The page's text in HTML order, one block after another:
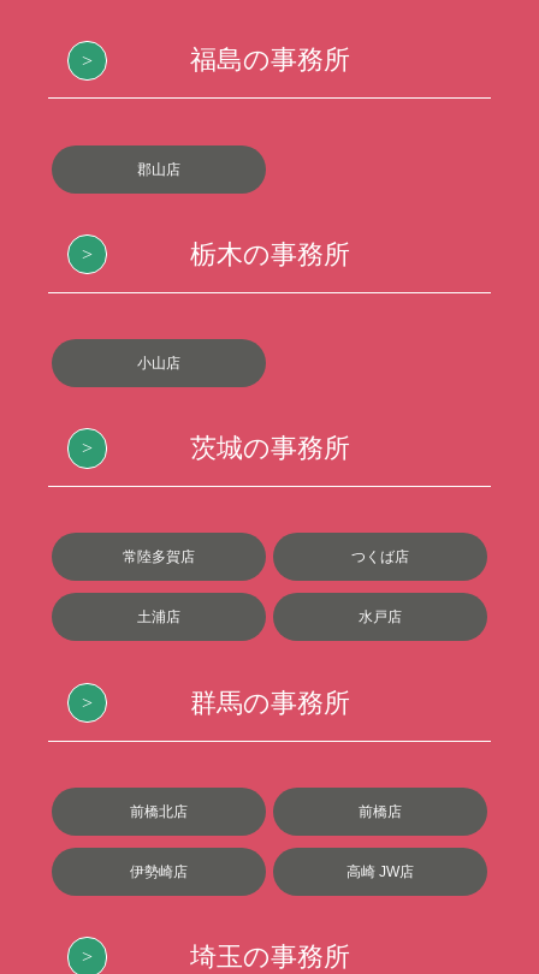
福島の事務所
郡山店
栃木の事務所
小山店
茨城の事務所
常陸多賀店 つくば店
土浦店 水戸店
群馬の事務所
前橋北店 前橋店
伊勢崎店 高崎 JW店
埼玉の事務所